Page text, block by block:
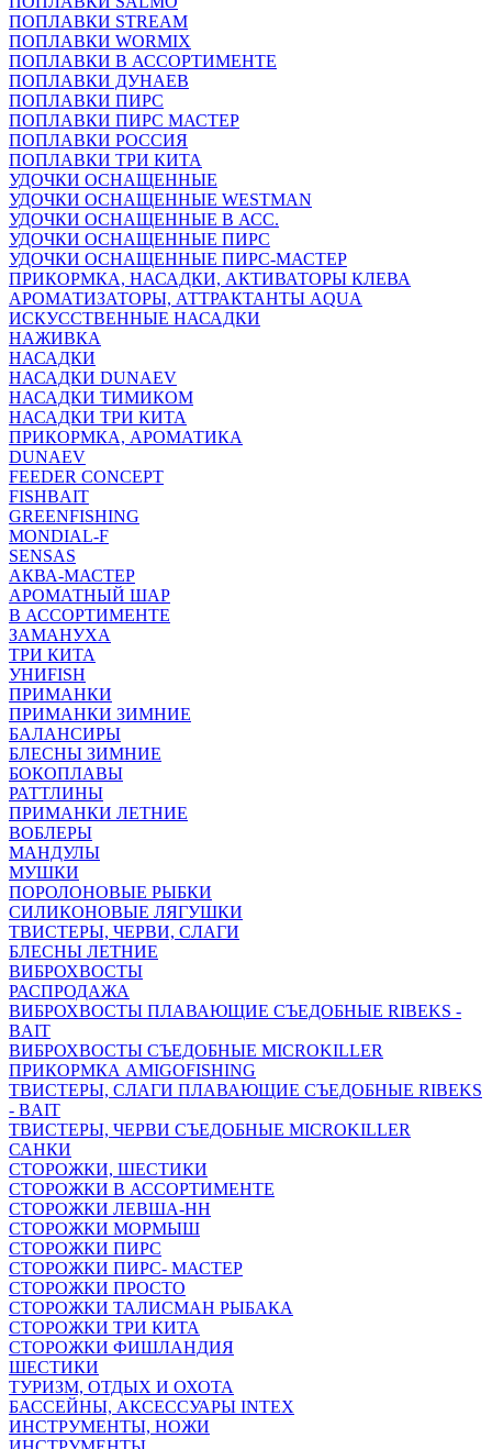
ПОПЛАВКИ STREAM
ПОПЛАВКИ WORMIX
ПОПЛАВКИ В АССОРТИМЕНТЕ
ПОПЛАВКИ ДУНАЕВ
ПОПЛАВКИ ПИРС
ПОПЛАВКИ ПИРС МАСТЕР
ПОПЛАВКИ РОССИЯ
ПОПЛАВКИ ТРИ КИТА
УДОЧКИ ОСНАЩЕННЫЕ
УДОЧКИ ОСНАЩЕННЫЕ WESTMAN
УДОЧКИ ОСНАЩЕННЫЕ В АСС.
УДОЧКИ ОСНАЩЕННЫЕ ПИРС
УДОЧКИ ОСНАЩЕННЫЕ ПИРС-МАСТЕР
ПРИКОРМКА, НАСАДКИ, АКТИВАТОРЫ КЛЕВА
АРОМАТИЗАТОРЫ, АТТРАКТАНТЫ AQUA
ИСКУССТВЕННЫЕ НАСАДКИ
НАЖИВКА
НАСАДКИ
НАСАДКИ DUNAEV
НАСАДКИ ТИМИКОМ
НАСАДКИ ТРИ КИТА
ПРИКОРМКА, АРОМАТИКА
DUNAEV
FEEDER CONCEPT
FISHBAIT
GREENFISHING
MONDIAL-F
SENSAS
АКВА-МАСТЕР
АРОМАТНЫЙ ШАР
В АССОРТИМЕНТЕ
ЗАМАНУХА
ТРИ КИТА
УНИFISH
ПРИМАНКИ
ПРИМАНКИ ЗИМНИЕ
БАЛАНСИРЫ
БЛЕСНЫ ЗИМНИЕ
БОКОПЛАВЫ
РАТТЛИНЫ
ПРИМАНКИ ЛЕТНИЕ
ВОБЛЕРЫ
МАНДУЛЫ
МУШКИ
ПОРОЛОНОВЫЕ РЫБКИ
СИЛИКОНОВЫЕ ЛЯГУШКИ
ТВИСТЕРЫ, ЧЕРВИ, СЛАГИ
БЛЕСНЫ ЛЕТНИЕ
ВИБРОХВОСТЫ
РАСПРОДАЖА
ВИБРОХВОСТЫ ПЛАВАЮЩИЕ СЪЕДОБНЫЕ RIBEKS -
BAIT
ВИБРОХВОСТЫ СЪЕДОБНЫЕ MICROKILLER
ПРИКОРМКА AMIGOFISHING
ТВИСТЕРЫ, СЛАГИ ПЛАВАЮЩИЕ СЪЕДОБНЫЕ RIBEKS
- BAIT
ТВИСТЕРЫ, ЧЕРВИ СЪЕДОБНЫЕ MICROKILLER
САНКИ
СТОРОЖКИ, ШЕСТИКИ
СТОРОЖКИ В АССОРТИМЕНТЕ
СТОРОЖКИ ЛЕВША-НН
СТОРОЖКИ МОРМЫШ
СТОРОЖКИ ПИРС
СТОРОЖКИ ПИРС- МАСТЕР
СТОРОЖКИ ПРОСТО
СТОРОЖКИ ТАЛИСМАН РЫБАКА
СТОРОЖКИ ТРИ КИТА
СТОРОЖКИ ФИШЛАНДИЯ
ШЕСТИКИ
ТУРИЗМ, ОТДЫХ И ОХОТА
БАССЕЙНЫ, АКСЕССУАРЫ INTEX
ИНСТРУМЕНТЫ, НОЖИ